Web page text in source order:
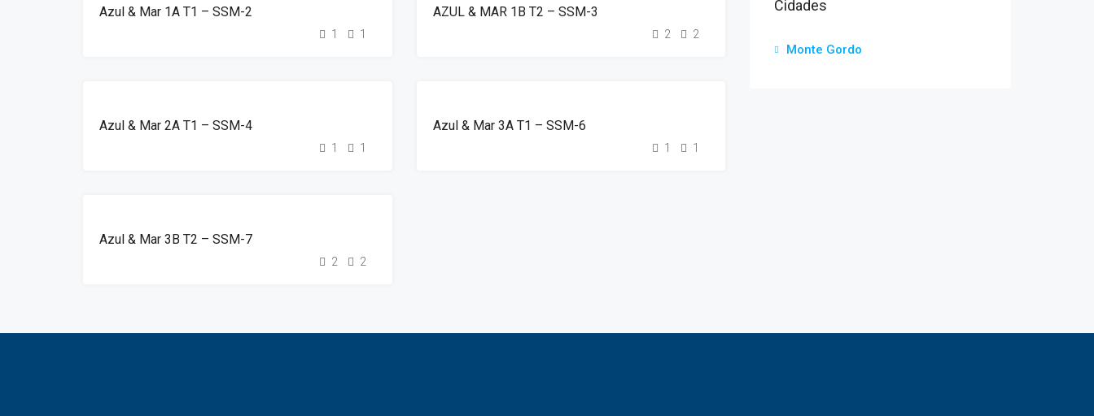
Azul & Mar 1A T1 – SSM-2
1 1
AZUL & MAR 1B T2 – SSM-3
2 2
Azul & Mar 2A T1 – SSM-4
1 1
Azul & Mar 3A T1 – SSM-6
1 1
Azul & Mar 3B T2 – SSM-7
2 2
Cidades
Monte Gordo